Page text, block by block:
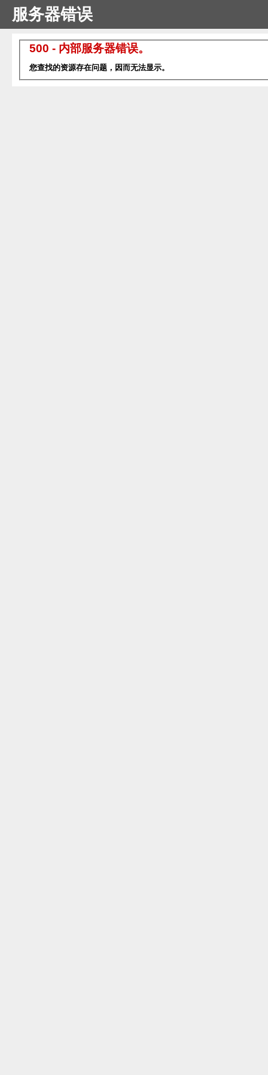
服务器错误
500 - 内部服务器错误。
您查找的资源存在问题，因而无法显示。